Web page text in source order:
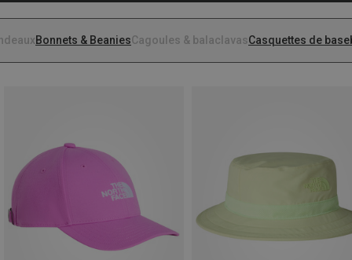
Bonnets & BeaniesCagoules & balaclavasCasquettes de